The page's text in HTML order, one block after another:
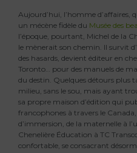
Aujourd’hui, l’homme d’affaires,
un mécène fidèle du Musée des
l’époque, pourtant, Michel de la
le mènerait son chemin. Il survit
des hasards, devient éditeur en
Toronto… pour des manuels de
du destin. Quelques détours plus
milieu, sans le sou, mais ayant
sa propre maison d’édition qui
francophones à travers le
d’immersion, de la maternelle à
Chenelière Éducation à TC
confortable, se consacrant